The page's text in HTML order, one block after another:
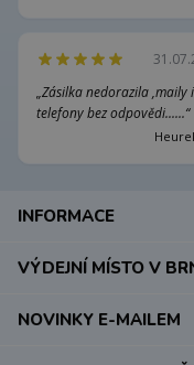
„Zásilka nedorazila ,maily i
telefony bez odpovědi......“
INFORMACE
VÝDEJNÍ MÍSTO V
NOVINKY E-MAILEM